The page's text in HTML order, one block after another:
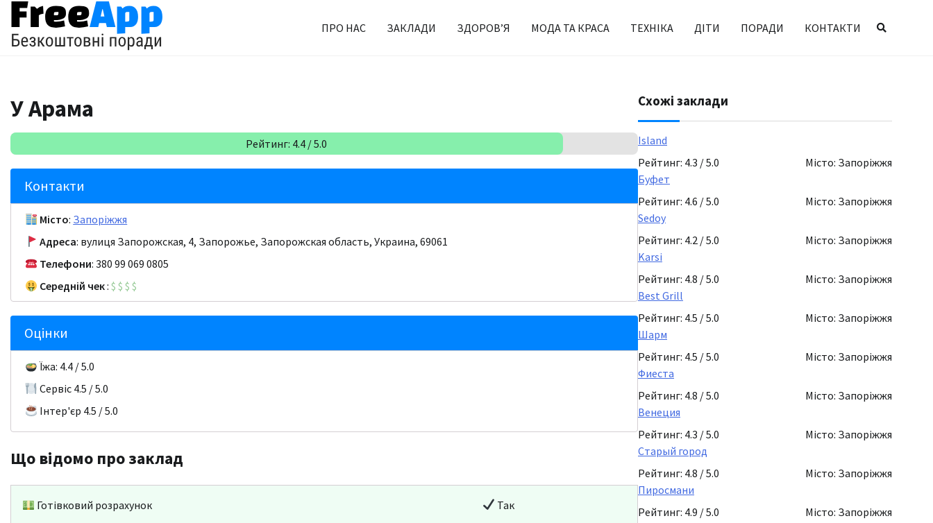
Перейти
до
вмісту
ПРО НАС ЗАКЛАДИ ЗДОРОВ’Я МОДА ТА КРАСА ТЕХНІКА ДІТИ ПОРАДИ КОНТАКТИ
У Арама
Рейтинг: 4.4 / 5.0
Контакти
Місто: Запоріжжя
Адреса: вулиця Запорожская, 4, Запорожье, Запорожская область, Украина, 69061
Телефони: 380 99 069 0805
Середній чек:$ $ $ $
Оцінки
Їжа: 4.4 / 5.0
Сервіс 4.5 / 5.0
Інтер'єр 4.5 / 5.0
Що відомо про заклад
Готівковий розрахунок Так
Схожі заклади
Island
Рейтинг: 4.3 / 5.0
Місто: Запоріжжя
Буфет
Рейтинг: 4.6 / 5.0
Місто: Запоріжжя
Sedoy
Рейтинг: 4.2 / 5.0
Місто: Запоріжжя
Karsi
Рейтинг: 4.8 / 5.0
Місто: Запоріжжя
Best Grill
Рейтинг: 4.5 / 5.0
Місто: Запоріжжя
Шарм
Рейтинг: 4.5 / 5.0
Місто: Запоріжжя
Фиеста
Рейтинг: 4.8 / 5.0
Місто: Запоріжжя
Венеция
Рейтинг: 4.3 / 5.0
Місто: Запоріжжя
Старый город
Рейтинг: 4.8 / 5.0
Місто: Запоріжжя
Пиросмани
Рейтинг: 4.9 / 5.0
Місто: Запоріжжя